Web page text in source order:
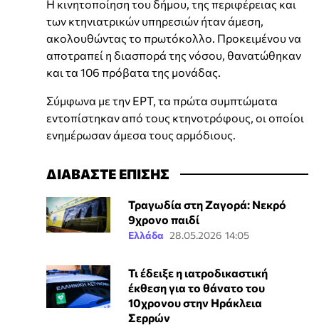
Η κινητοποίηση του δήμου, της περιφέρειας και
των κτηνιατρικών υπηρεσιών ήταν άμεση,
ακολουθώντας το πρωτόκολλο. Προκειμένου να
αποτραπεί η διασπορά της νόσου, θανατώθηκαν
και τα 106 πρόβατα της μονάδας.
Σύμφωνα με την ΕΡΤ, τα πρώτα συμπτώματα
εντοπίστηκαν από τους κτηνοτρόφους, οι οποίοι
ενημέρωσαν άμεσα τους αρμόδιους.
ΔΙΑΒΑΣΤΕ ΕΠΙΣΗΣ
Τραγωδία στη Ζαγορά: Νεκρό
9χρονο παιδί
Ελλάδα 28.05.2026 14:05
Τι έδειξε η ιατροδικαστική
έκθεση για το θάνατο του
10χρονου στην Ηράκλεια
Σερρών